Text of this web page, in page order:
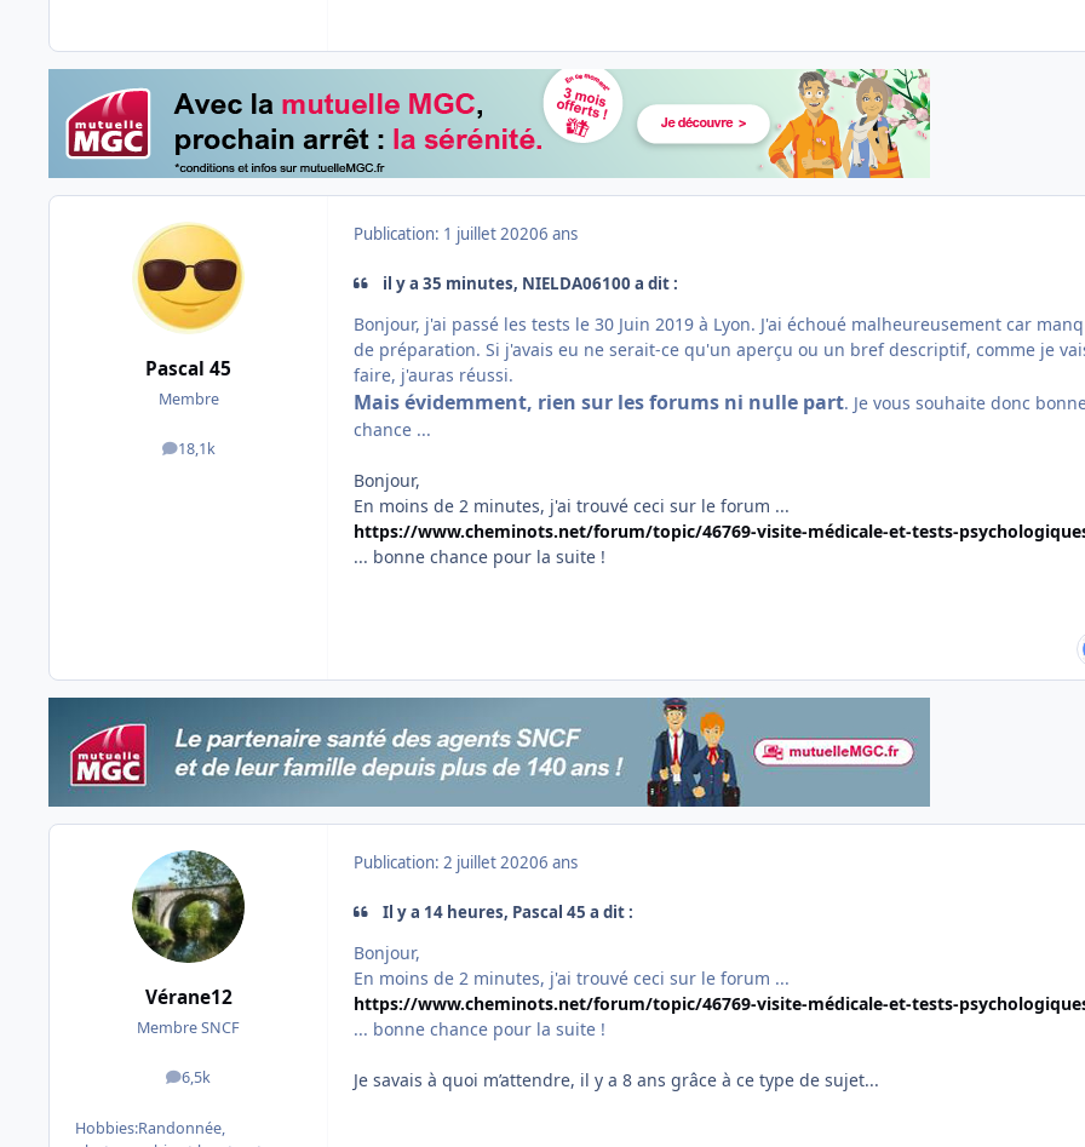
Pascal 45
Membre
18,1k
messages
Publication: 1 juillet 20206 ans
il y a 35 minutes, NIELDA06100 a dit :
Bonjour, j'ai passé les tests le 30 Juin 2019 à Lyon. J'ai échoué malheureusement car
de préparation. Si j'avais eu ne serait-ce qu'un aperçu ou un bref descriptif, comme je
faire, j'auras réussi.
Mais évidemment, rien sur les forums ni nulle part. Je vous souhaite donc
chance ...
Bonjour,
En moins de 2 minutes, j'ai trouvé ceci sur le forum ...
https://www.cheminots.net/forum/topic/46769-visite-médicale-et-tests-
... bonne chance pour la suite !
Vérane12
Membre SNCF
6,5k
messages
Hobbies:Randonnée,
Publication: 2 juillet 20206 ans
Il y a 14 heures, Pascal 45 a dit :
Bonjour,
En moins de 2 minutes, j'ai trouvé ceci sur le forum ...
https://www.cheminots.net/forum/topic/46769-visite-médicale-et-tests-
... bonne chance pour la suite !
Je savais à quoi m’attendre, il y a 8 ans grâce à ce type de sujet...